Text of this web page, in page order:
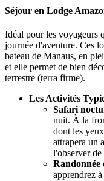
Séjour en Lodge
Idéal pour les voyageurs
journée d'aventure. Ces
bateau de Manaus, en
et elle permet de bien
terrestre (terra firme).
Les Activités
Safari
nuit. À la
dont les
attrapera un
l'observer de
Randonnée
apprendrez